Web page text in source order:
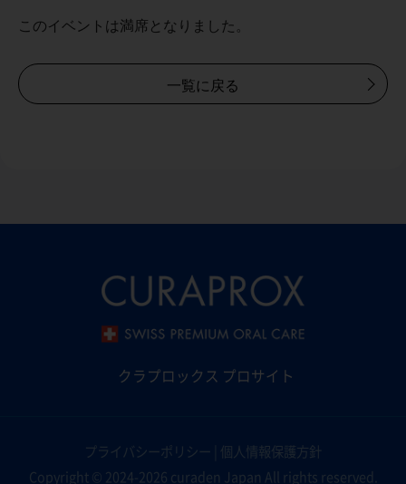
このイベントは満席となりました。
一覧に戻る
クラプロックス プロサイト
プライバシーポリシー 個人情報保護方針
Copyright © 2024-2026 curaden Japan All rights reserved.